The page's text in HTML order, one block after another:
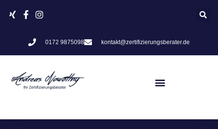
Inhalt
0172 9875098 kontakt@zertifizierungsberater.de